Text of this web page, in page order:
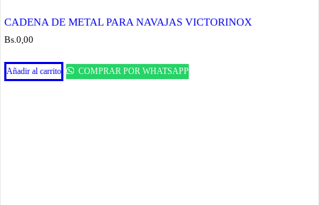
CADENA DE METAL PARA NAVAJAS VICTORINOX
Bs.0,00
Añadir al carrito COMPRAR POR WHATSAPP